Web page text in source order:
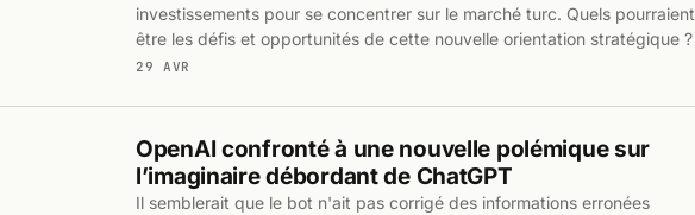
investissements pour se concentrer sur le marché turc. Quels pourraient
être les défis et opportunités de cette nouvelle orientation stratégique ?
29 AVR
OpenAI confronté à une nouvelle polémique sur
l’imaginaire débordant de ChatGPT
Il semblerait que le bot n'ait pas corrigé des informations erronées